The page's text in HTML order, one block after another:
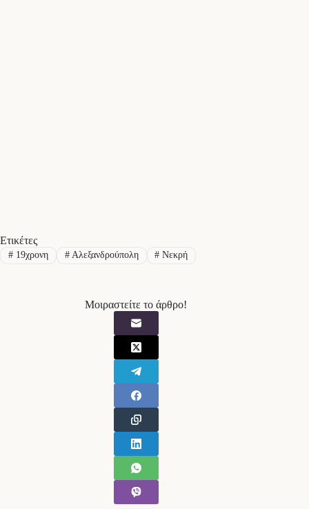
Ετικέτες
#19χρονη #Αλεξανδρούπολη # Νεκρή
Μοιραστείτε το άρθρο!